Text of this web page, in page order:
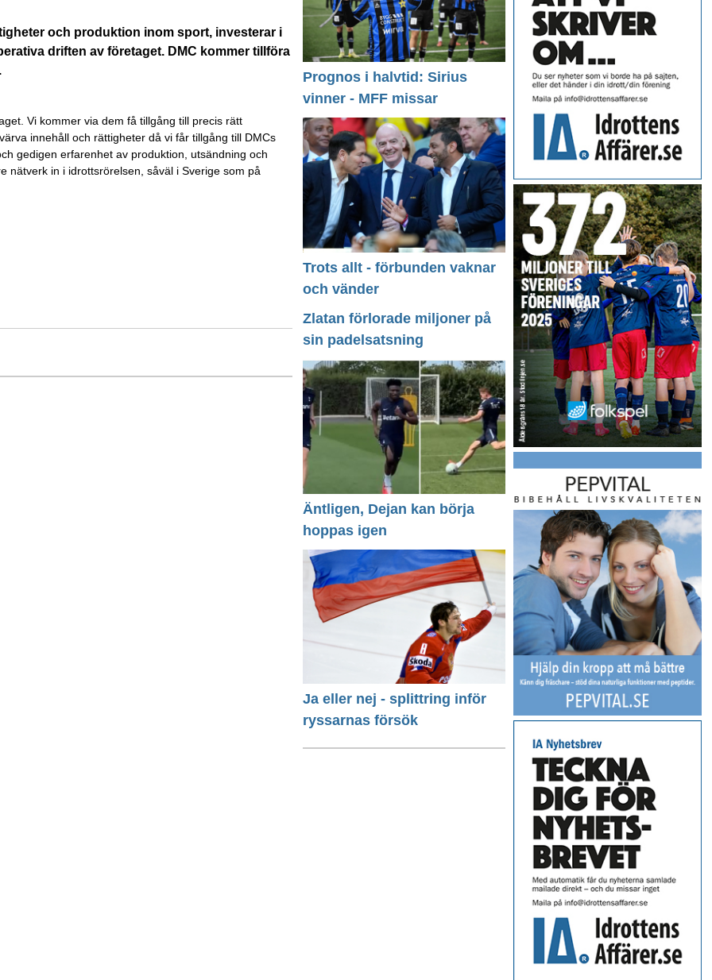
och produktion inom sport, investerar i
driften av företaget. DMC kommer tillföra
Vi kommer via dem få tillgång till precis rätt
innehåll och rättigheter då vi får tillgång till DMCs
gedigen erfarenhet av produktion, utsändning och
nätverk in i idrottsrörelsen, såväl i Sverige som på
Prognos i halvtid: Sirius
vinner - MFF missar
Trots allt - förbunden vaknar
och vänder
Zlatan förlorade miljoner på
sin padelsatsning
Äntligen, Dejan kan börja
hoppas igen
Ja eller nej - splittring inför
ryssarnas försök